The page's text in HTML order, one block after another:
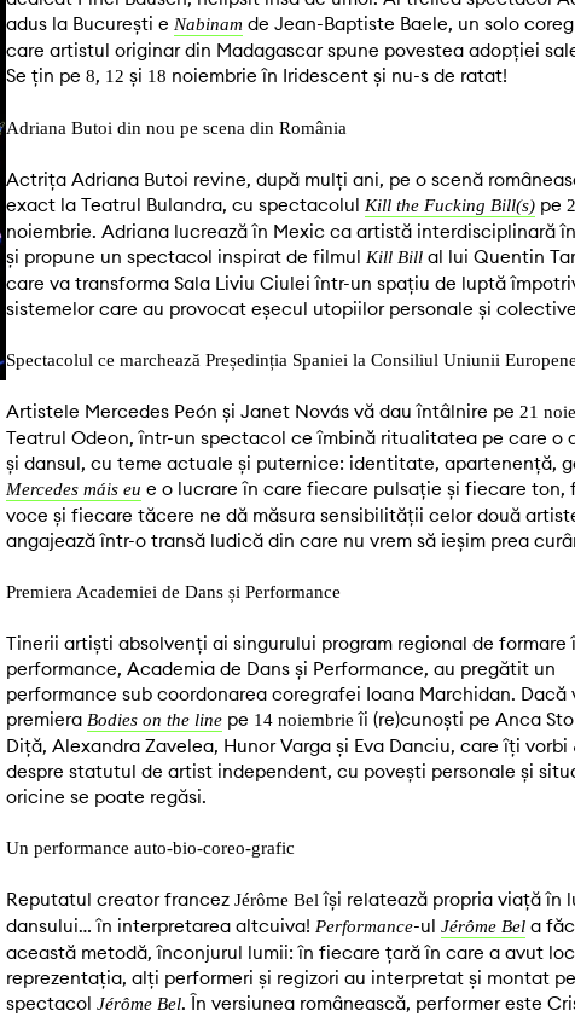
adus la București e Nabinam de Jean-Baptiste Baele, un solo
care artistul originar din Madagascar spune povestea adopției
Se țin pe 8, 12 și 18 noiembrie în Iridescent și nu-s de ratat!
Adriana Butoi din nou pe scena din România
Actrița Adriana Butoi revine, după mulți ani, pe o scenă
exact la Teatrul Bulandra, cu spectacolul Kill the Fucking Bill(s) pe 2
noiembrie. Adriana lucrează în Mexic ca artistă interdisciplinară
și propune un spectacol inspirat de filmul Kill Billal lui Quentin
care va transforma Sala Liviu Ciulei într-un spațiu de luptă
sistemelor care au provocat eșecul utopiilor personale și
Spectacolul ce marchează Președinția Spaniei la Consiliul Uniunii Europene
Artistele Mercedes Peón și Janet Novás vă dau întâlnire pe 21
Teatrul Odeon, într-un spectacol ce îmbină ritualitatea pe care o
și dansul, cu teme actuale și puternice: identitate, apartenență,
Mercedes máis eu e o lucrare în care fiecare pulsație și fiecare ton,
voce și fiecare tăcere ne dă măsura sensibilității celor două
angajează într-o transă ludică din care nu vrem să ieșim prea
Premiera Academiei de Dans și Performance
Tinerii artiști absolvenți ai singurului program regional de formare
performance, Academia de Dans și Performance, au pregătit un
performance sub coordonarea coregrafei Ioana Marchidan. Dacă
premiera Bodies on the linepe 14 noiembrie îi (re)cunoști pe Anca
Diță, Alexandra Zavelea, Hunor Varga și Eva Danciu, care îți vorbi
despre statutul de artist independent, cu povești personale și
oricine se poate regăsi.
Un performance auto-bio-coreo-grafic
Reputatul creator francez Jérôme Belîși relatează propria viață în
dansului… în interpretarea altcuiva! Performance-ul Jérôme Bela
această metodă, înconjurul lumii: în fiecare țară în care a avut loc
reprezentația, alți performeri și regizori au interpretat și montat
spectacol Jérôme Bel. În versiunea românească, performer este